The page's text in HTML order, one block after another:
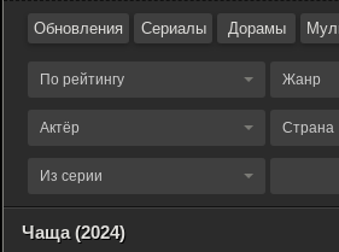
Обновления Сериалы Дорамы
По рейтингу Жанр
Актёр Страна
Из серии
Чаща (2024)